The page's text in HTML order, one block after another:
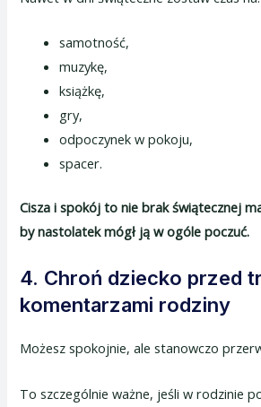
samotność,
muzykę,
książkę,
gry,
odpoczynek w pokoju,
spacer.
Cisza i spokój to nie brak świątecznej
by nastolatek mógł ją w ogóle poczuć.
4. Chroń dziecko przed
komentarzami rodziny
Możesz spokojnie, ale stanowczo
To szczególnie ważne, jeśli w rodzinie